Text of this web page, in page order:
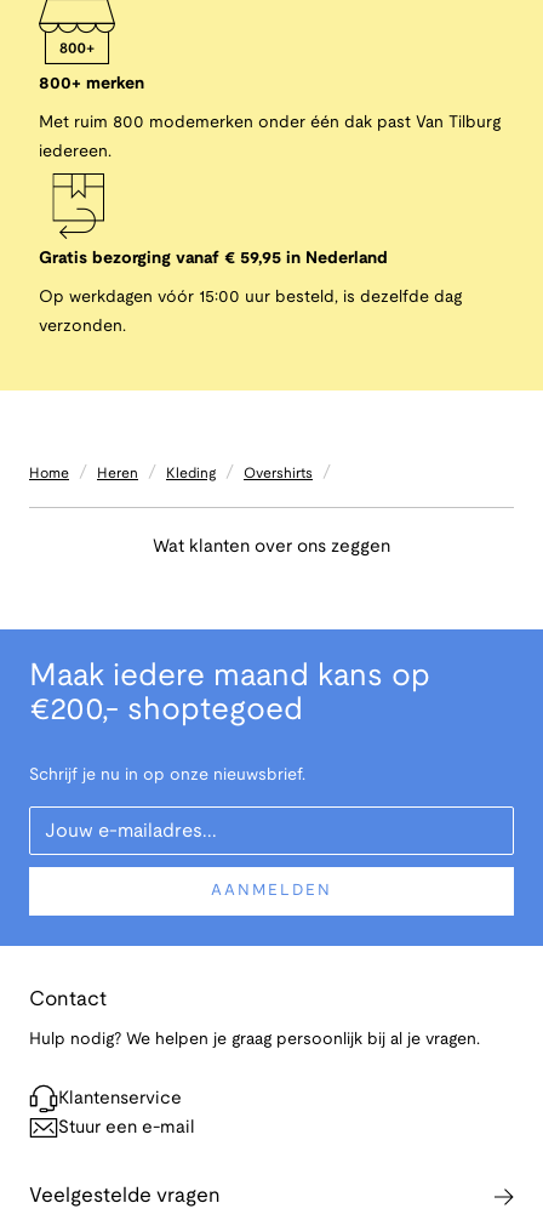
800+ merken
Met ruim 800 modemerken onder één dak past Van Tilburg
iedereen.
Gratis bezorging vanaf € 59,95 in Nederland
Op werkdagen vóór 15:00 uur besteld, is dezelfde dag
verzonden.
Home / Heren / Kleding / Overshirts /
Wat klanten over ons zeggen
Maak iedere maand kans op
€200,- shoptegoed
Schrijf je nu in op onze nieuwsbrief.
Your Email
AANMELDEN
Contact
Hulp nodig? We helpen je graag persoonlijk bij al je vragen.
Klantenservice
Stuur een e-mail
Veelgestelde vragen